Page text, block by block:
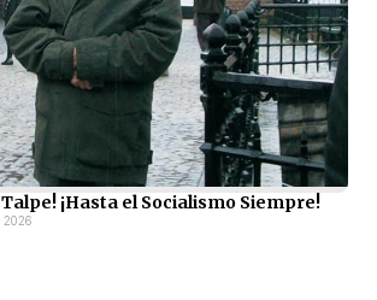
Talpe! ¡Hasta el Socialismo Siempre!
2026